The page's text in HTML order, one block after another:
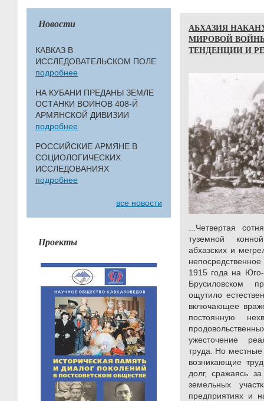
Новости
КАВКАЗ В
ИССЛЕДОВАТЕЛЬСКОМ ПОЛЕ
подробнее
НА КУБАНИ ПРЕДАНЫ ЗЕМЛЕ
ОСТАНКИ ВОИНОВ 408-Й
АРМЯНСКОЙ ДИВИЗИИ
подробнее
РОССИЙСКИЕ АРМЯНЕ В
СОЦИОЛОГИЧЕСКИХ
ИССЛЕДОВАНИЯХ
подробнее
все новости
Проекты
АБХАЗИЯ
МИРОВОЙ
ТЕНДЕНЦИИ И
...Четвертая
туземной
абхазских и
1915 года на
Брусиловском
ощутило
включающее
постоянную
ужесточение
труда. Но
возникающие
долг, сражаясь
земельных
предприятиях и